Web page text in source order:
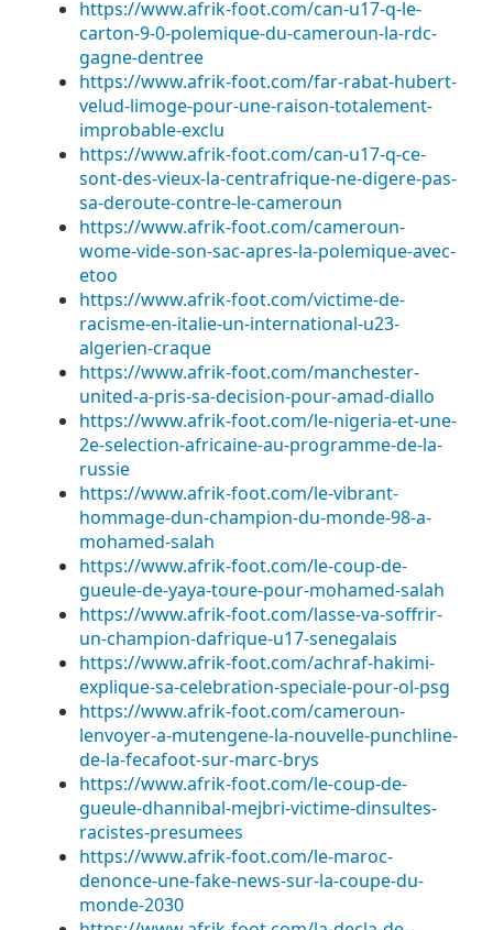
https://www.afrik-foot.com/can-u17-q-le-
carton-9-0-polemique-du-cameroun-la-rdc-
gagne-dentree
https://www.afrik-foot.com/far-rabat-hubert-
velud-limoge-pour-une-raison-totalement-
improbable-exclu
https://www.afrik-foot.com/can-u17-q-ce-
sont-des-vieux-la-centrafrique-ne-digere-pas-
sa-deroute-contre-le-cameroun
https://www.afrik-foot.com/cameroun-
wome-vide-son-sac-apres-la-polemique-avec-
etoo
https://www.afrik-foot.com/victime-de-
racisme-en-italie-un-international-u23-
algerien-craque
https://www.afrik-foot.com/manchester-
united-a-pris-sa-decision-pour-amad-diallo
https://www.afrik-foot.com/le-nigeria-et-une-
2e-selection-africaine-au-programme-de-la-
russie
https://www.afrik-foot.com/le-vibrant-
hommage-dun-champion-du-monde-98-a-
mohamed-salah
https://www.afrik-foot.com/le-coup-de-
gueule-de-yaya-toure-pour-mohamed-salah
https://www.afrik-foot.com/lasse-va-soffrir-
un-champion-dafrique-u17-senegalais
https://www.afrik-foot.com/achraf-hakimi-
explique-sa-celebration-speciale-pour-ol-psg
https://www.afrik-foot.com/cameroun-
lenvoyer-a-mutengene-la-nouvelle-punchline-
de-la-fecafoot-sur-marc-brys
https://www.afrik-foot.com/le-coup-de-
gueule-dhannibal-mejbri-victime-dinsultes-
racistes-presumees
https://www.afrik-foot.com/le-maroc-
denonce-une-fake-news-sur-la-coupe-du-
monde-2030